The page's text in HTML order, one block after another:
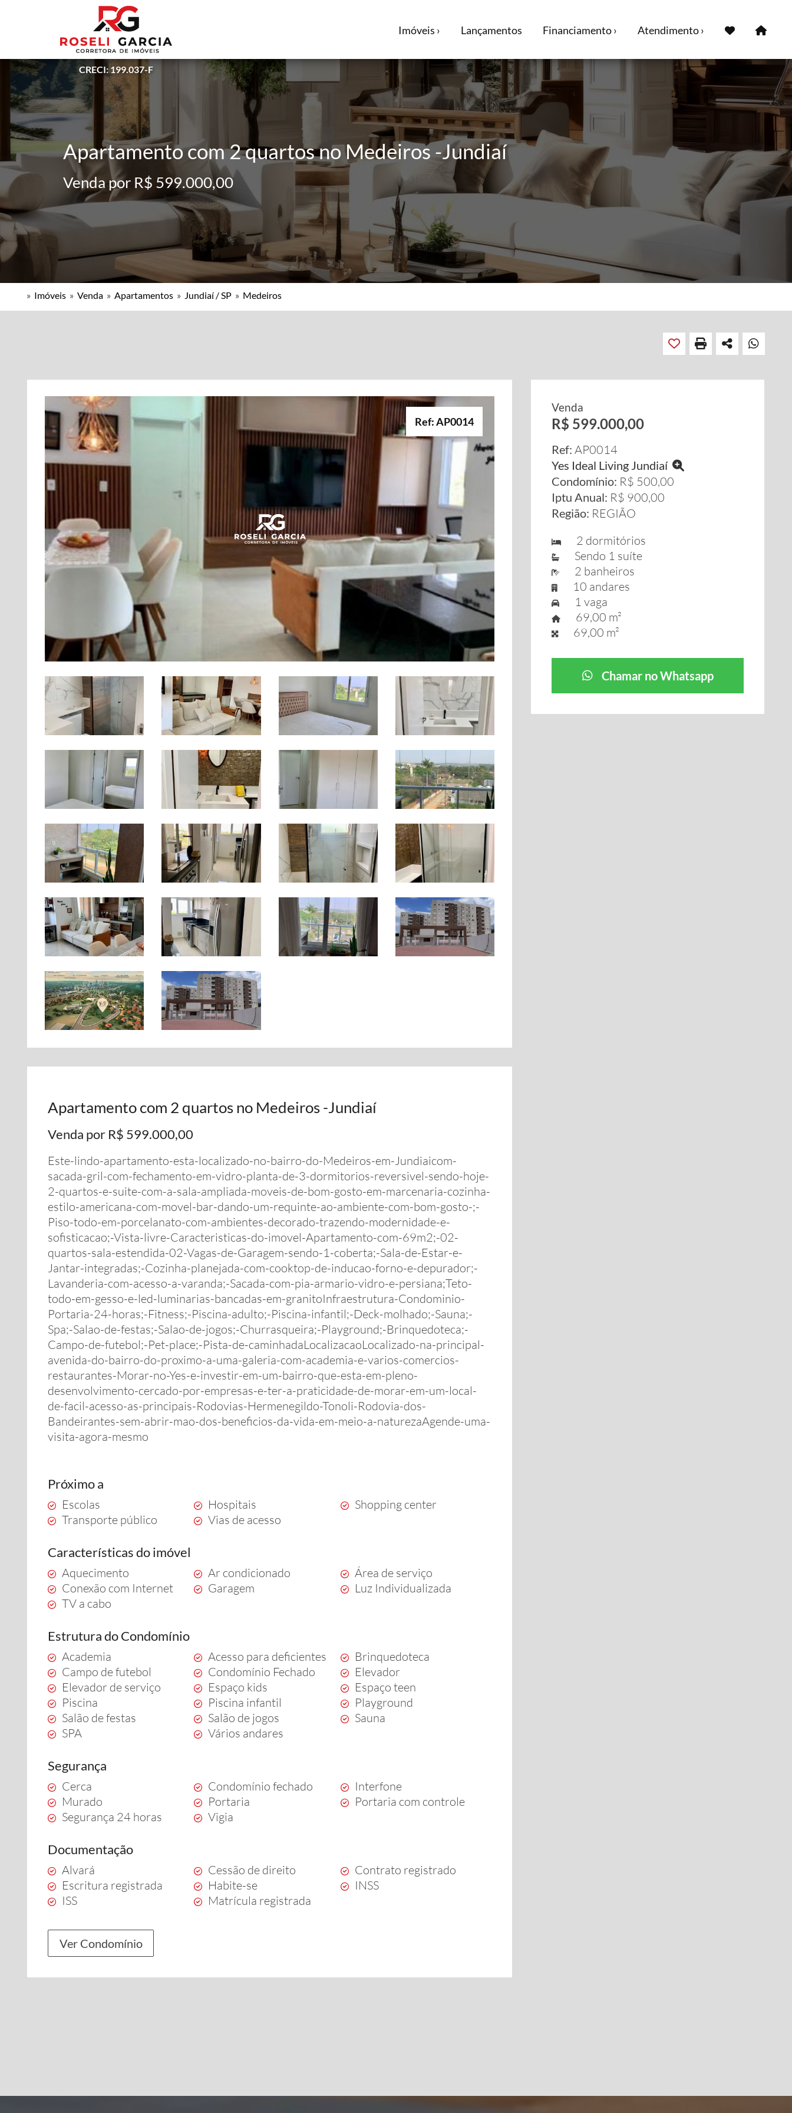
CRECI: 199.037-F
Imóveis › Lançamentos Financiamento › Atendimento ›
Apartamento com 2 quartos no Medeiros -Jundiaí
Venda por R$ 599.000,00
» Imóveis » Venda » Apartamentos » Jundiaí / SP » Medeiros
Ref: AP0014
Apartamento com 2 quartos no Medeiros -Jundiaí
Venda por R$ 599.000,00
Este-lindo-apartamento-esta-localizado-no-bairro-do-Medeiros-em-Jundiaicom-
sacada-gril-com-fechamento-em-vidro-planta-de-3-dormitorios-reversivel-sendo-hoje-
2-quartos-e-suite-com-a-sala-ampliada-moveis-de-bom-gosto-em-marcenaria-cozinha-
estilo-americana-com-movel-bar-dando-um-requinte-ao-ambiente-com-bom-gosto-;-
Piso-todo-em-porcelanato-com-ambientes-decorado-trazendo-modernidade-e-
sofisticacao;-Vista-livre-Caracteristicas-do-imovel-Apartamento-com-69m2;-02-
quartos-sala-estendida-02-Vagas-de-Garagem-sendo-1-coberta;-Sala-de-Estar-e-
Jantar-integradas;-Cozinha-planejada-com-cooktop-de-inducao-forno-e-depurador;-
Lavanderia-com-acesso-a-varanda;-Sacada-com-pia-armario-vidro-e-persiana;Teto-
todo-em-gesso-e-led-luminarias-bancadas-em-granitoInfraestrutura-Condominio-
Portaria-24-horas;-Fitness;-Piscina-adulto;-Piscina-infantil;-Deck-molhado;-Sauna;-
Spa;-Salao-de-festas;-Salao-de-jogos;-Churrasqueira;-Playground;-Brinquedoteca;-
Campo-de-futebol;-Pet-place;-Pista-de-caminhadaLocalizacaoLocalizado-na-principal-
avenida-do-bairro-do-proximo-a-uma-galeria-com-academia-e-varios-comercios-
restaurantes-Morar-no-Yes-e-investir-em-um-bairro-que-esta-em-pleno-
desenvolvimento-cercado-por-empresas-e-ter-a-praticidade-de-morar-em-um-local-
de-facil-acesso-as-principais-Rodovias-Hermenegildo-Tonoli-Rodovia-dos-
Bandeirantes-sem-abrir-mao-dos-beneficios-da-vida-em-meio-a-naturezaAgende-uma-
visita-agora-mesmo
Próximo a
Escolas Hospitais
Shopping center
Transporte público
Vias de acesso
Características do imóvel
Aquecimento Ar condicionado
Área de serviço
Conexão com Internet
Garagem
Luz Individualizada
TV a cabo
Estrutura do Condomínio
Academia Acesso para deficientes
Brinquedoteca
Campo de futebol
Condomínio Fechado
Elevador
Elevador de serviço
Espaço kids
Espaço teen
Piscina
Piscina infantil
Playground
Salão de festas
Salão de jogos
Sauna
SPA
Vários andares
Segurança
Cerca Condomínio fechado
Interfone
Murado
Portaria
Portaria com controle
Segurança 24 horas
Vigia
Documentação
Alvará Cessão de direito
Contrato registrado
Escritura registrada
Habite-se
INSS
ISS
Matrícula registrada
Ver Condomínio
Venda
R$ 599.000,00
Ref: AP0014
Yes Ideal Living Jundiaí
Condomínio: R$ 500,00
Iptu Anual: R$ 900,00
Região: REGIÃO
2 dormitórios
Sendo 1 suíte
2 banheiros
10 andares
1 vaga
69,00 m²
69,00 m²
Chamar no Whatsapp